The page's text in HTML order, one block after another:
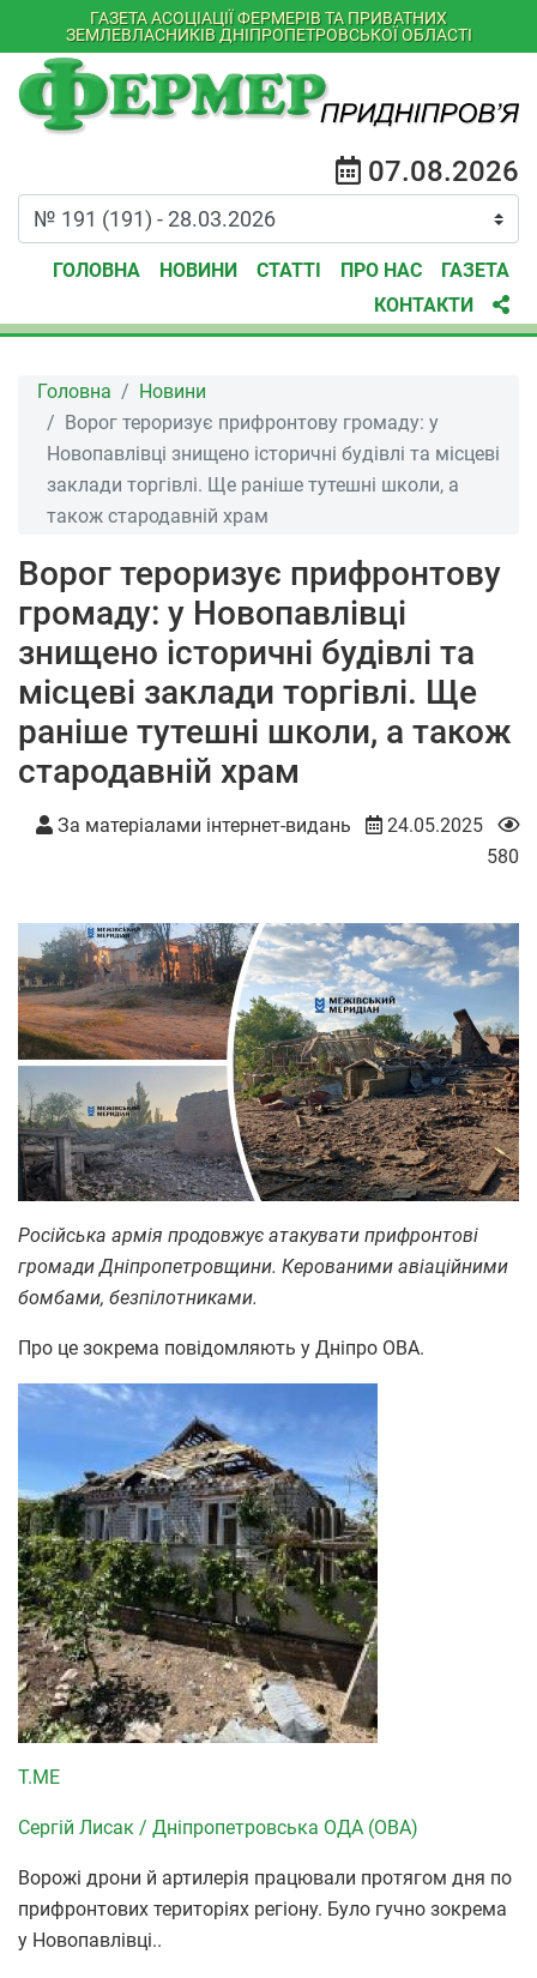
ГАЗЕТА АСОЦІАЦІЇ ФЕРМЕРІВ ТА ПРИВАТНИХ
ЗЕМЛЕВЛАСНИКІВ ДНІПРОПЕТРОВСЬКОЇ ОБЛАСТІ
07.08.2026
ГОЛОВНА НОВИНИ СТАТТІ ПРО НАС
ГАЗЕТА
КОНТАКТИ
Головна
Новини
Ворог тероризує прифронтову громаду: у
Новопавлівці знищено історичні будівлі та місцеві
заклади торгівлі. Ще раніше тутешні школи, а
також стародавній храм
Ворог тероризує прифронтову
громаду: у Новопавлівці
знищено історичні будівлі та
місцеві заклади торгівлі. Ще
раніше тутешні школи, а також
стародавній храм
За матеріалами інтернет-видань
24.05.2025
580
Російська армія продовжує атакувати прифронтові
громади Дніпропетровщини. Керованими авіаційними
бомбами, безпілотниками.
Про це зокрема повідомляють у Дніпро ОВА.
T.ME
Сергій Лисак / Дніпропетровська ОДА (ОВА)
Ворожі дрони й артилерія працювали протягом дня по
прифронтових територіях регіону. Було гучно зокрема
у Новопавлівці..